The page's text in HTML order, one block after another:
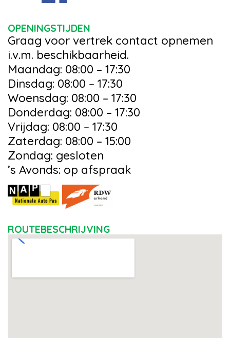
OPENINGSTIJDEN
Graag voor vertrek contact opnemen
i.v.m. beschikbaarheid.
Maandag: 08:00 – 17:30
Dinsdag: 08:00 – 17:30
Woensdag: 08:00 – 17:30
Donderdag: 08:00 – 17:30
Vrijdag: 08:00 – 17:30
Zaterdag: 08:00 – 15:00
Zondag: gesloten
’s Avonds: op afspraak
ROUTEBESCHRIJVING